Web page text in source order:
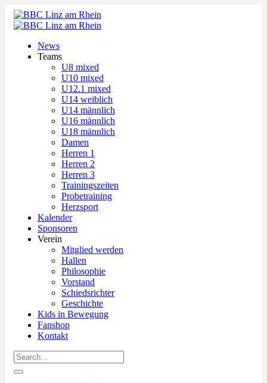
News
Teams
U8 mixed
U10 mixed
U12.1 mixed
U14 weiblich
U14 männlich
U16 männlich
U18 männlich
Damen
Herren 1
Herren 2
Herren 3
Trainingszeiten
Probetraining
Herzsport
Kalender
Sponsoren
Verein
Mitglied werden
Hallen
Philosophie
Vorstand
Schiedsrichter
Geschichte
Kids in Bewegung
Fanshop
Kontakt